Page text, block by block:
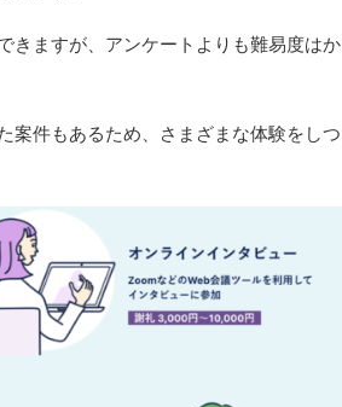
きますが、アンケートよりも難易度はか
案件もあるため、さまざまな体験をしつ